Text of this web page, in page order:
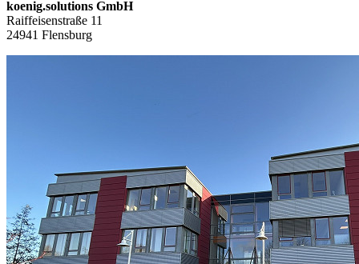
koenig.solutions GmbH
Raiffeisenstraße 11
24941 Flensburg